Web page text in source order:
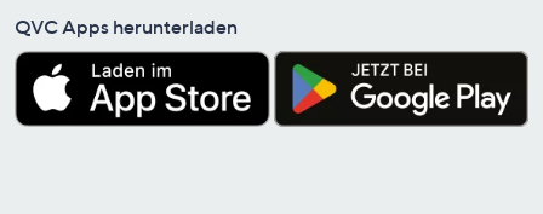
QVC Apps herunterladen